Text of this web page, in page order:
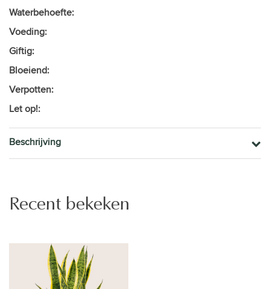
Waterbehoefte:
Voeding:
Giftig:
Bloeiend:
Verpotten:
Let op!:
Beschrijving
Recent bekeken